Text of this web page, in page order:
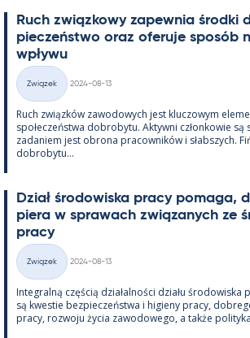
Ruch związ­kowy za­pew­nia środki
pieczeństwo oraz ofe­ruje sposób
wpływu
Kategorie
Związek
2024-08-13
Ruch związków zawo­dowych jest kluczowym
społeczeństwa do­bro­bytu. Ak­tywni człon­kowie są
za­da­niem jest obrona pracow­ników i słabszych.
do­bro­bytu...
Dział śro­dowiska pracy po­maga,
piera w sprawach związa­nych ze
pracy
Kategorie
Związek
2024-08-13
In­te­gralną częścią działal­ności działu śro­dowiska
są kwes­tie bez­pieczeństwa i hi­gieny pracy,
pracy, rozwoju życia zawo­dowego, a także